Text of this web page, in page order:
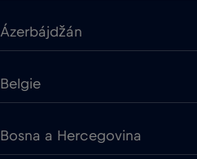
Ázerbájdžán
Belgie
Bosna a Hercegovina